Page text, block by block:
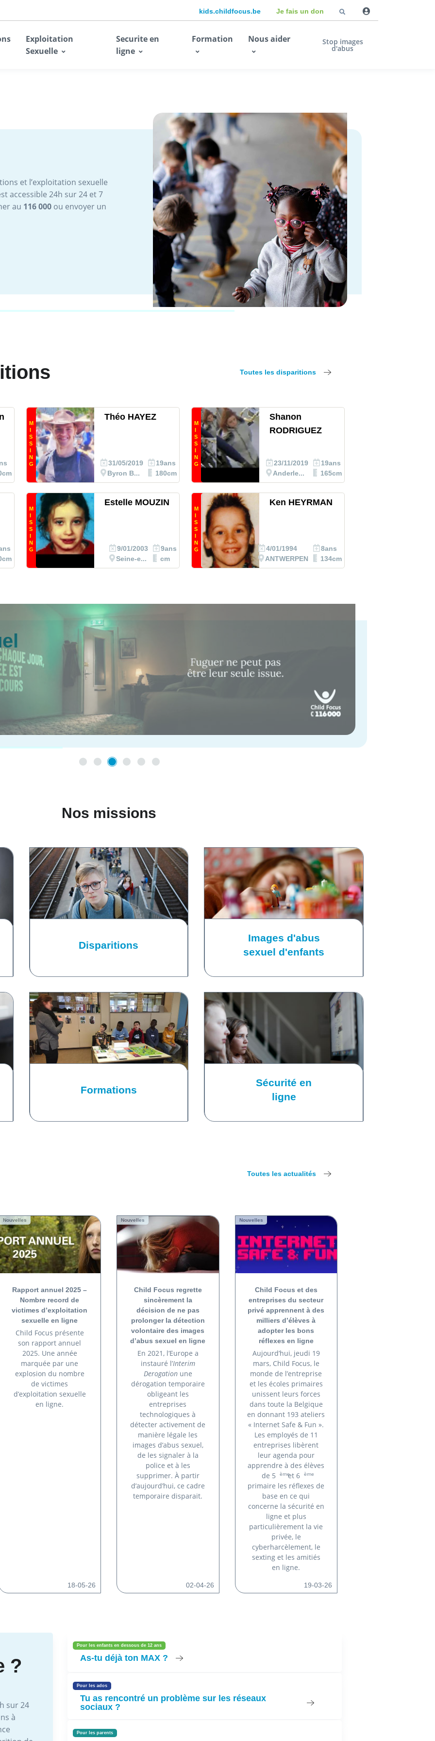
kids.childfocus.be Je fais un don
Exploitation
Sexuelle
Securite en
ligne
Formation Nous aider Stop images
d'abus
et l’exploitation sexuelle
accessible 24h sur 24 et 7
au 116 000 ou envoyer un
Toutes les disparitions
M
I
S
S
I
N
G
Théo HAYEZ
31/05/2019
Byron B...
19ans
180cm
M
I
S
S
I
N
G
Shanon
RODRIGUEZ
23/11/2019
Anderle...
19ans
165cm
M
I
S
S
I
N
G
Estelle MOUZIN
9/01/2003
Seine-e...
9ans
cm
M
I
S
S
I
N
G
Ken HEYRMAN
4/01/1994
ANTWERPEN
8ans
134cm
Nos missions
Disparitions
Images d'abus
sexuel d'enfants
Formations
Sécurité en
ligne
Toutes les actualités
Nouvelles
Rapport annuel 2025 –
Nombre record de
victimes d’exploitation
sexuelle en ligne
Child Focus présente
son rapport annuel
2025. Une année
marquée par une
explosion du nombre
de victimes
d’exploitation sexuelle
en ligne.
18-05-26
Nouvelles
Child Focus regrette
sincèrement la
décision de ne pas
prolonger la détection
volontaire des images
d’abus sexuel en ligne
En 2021, l’Europe a
instauré l’Interim
Derogationune
dérogation temporaire
obligeant les
entreprises
technologiques à
détecter activement de
manière légale les
images d’abus sexuel,
de les signaler à la
police et à les
supprimer. À partir
d’aujourd’hui, ce cadre
temporaire disparait.
02-04-26
Nouvelles
Child Focus et des
entreprises du secteur
privé apprennent à des
milliers d’élèves à
adopter les bons
réflexes en ligne
Aujourd’hui, jeudi 19
mars, Child Focus, le
monde de l’entreprise
et les écoles primaires
unissent leurs forces
dans toute la Belgique
en donnant 193 ateliers
« Internet Safe & Fun ».
Les employés de 11
entreprises libèrent
leur agenda pour
apprendre à des élèves
de 5
èmeet 6 ème
primaire les réflexes de
base en ce qui
concerne la sécurité en
ligne et plus
particulièrement la vie
privée, le
cyberharcèlement, le
sexting et les amitiés
en ligne.
19-03-26
?
sur 24
à
Pour les enfants en dessous de 12 ans
As-tu déjà ton MAX ?
Pour les ados
Tu as rencontré un problème sur les réseaux
sociaux ?
Pour les parents